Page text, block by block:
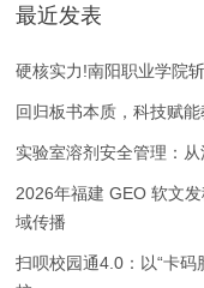
最近发表
硬核实力!南阳职业学院
回归板书本质，科技赋
实验室溶剂安全管理：
2026年福建 GEO 软文
域传播
扫呗校园通4.0：以“卡